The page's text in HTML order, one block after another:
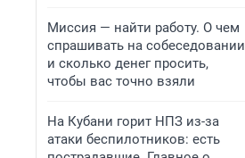
Миссия — найти работу. О чем
спрашивать на собеседовании
и сколько денег просить,
чтобы вас точно взяли
На Кубани горит НПЗ из-за
атаки беспилотников: есть